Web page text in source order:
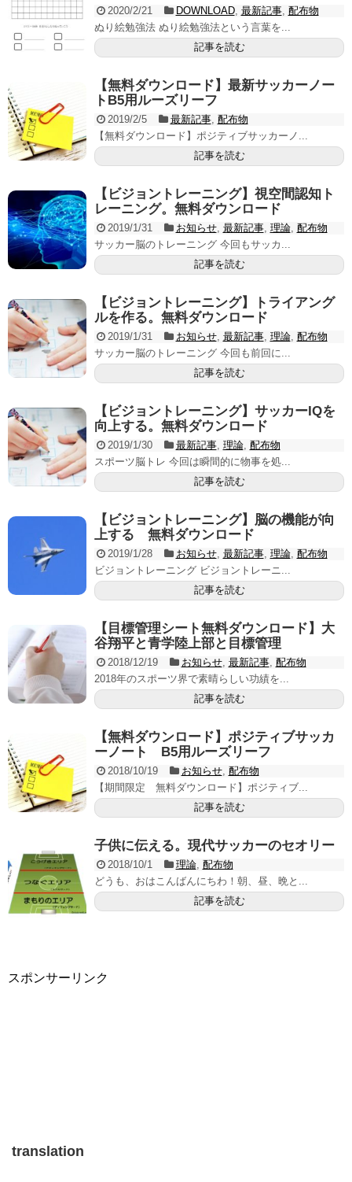
2020/2/21 DOWNLOAD, 最新記事, 配布物
ぬり絵勉強法 ぬり絵勉強法という言葉を...
記事を読む
【無料ダウンロード】最新サッカーノー
トB5用ルーズリーフ
2019/2/5 最新記事, 配布物
【無料ダウンロード】ポジティブサッカーノ...
記事を読む
【ビジョントレーニング】視空間認知ト
レーニング。無料ダウンロード
2019/1/31 お知らせ, 最新記事, 理論, 配布物
サッカー脳のトレーニング 今回もサッカ...
記事を読む
【ビジョントレーニング】トライアング
ルを作る。無料ダウンロード
2019/1/31 お知らせ, 最新記事, 理論, 配布物
サッカー脳のトレーニング 今回も前回に...
記事を読む
【ビジョントレーニング】サッカーIQを
向上する。無料ダウンロード
2019/1/30 最新記事, 理論, 配布物
スポーツ脳トレ 今回は瞬間的に物事を処...
記事を読む
【ビジョントレーニング】脳の機能が向
上する 無料ダウンロード
2019/1/28 お知らせ, 最新記事, 理論, 配布物
ビジョントレーニング ビジョントレーニ...
記事を読む
【目標管理シート無料ダウンロード】大
谷翔平と青学陸上部と目標管理
2018/12/19 お知らせ, 最新記事, 配布物
2018年のスポーツ界で素晴らしい功績を...
記事を読む
【無料ダウンロード】ポジティブサッカ
ーノート B5用ルーズリーフ
2018/10/19 お知らせ, 配布物
【期間限定 無料ダウンロード】ポジティブ...
記事を読む
子供に伝える。現代サッカーのセオリー
2018/10/1 理論, 配布物
どうも、おはこんばんにちわ！朝、昼、晩と...
記事を読む
スポンサーリンク
translation